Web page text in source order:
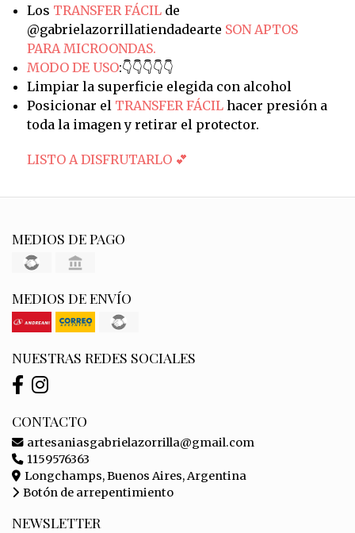
Los TRANSFER FÁCILde
@gabrielazorrillatiendadearte SON APTOS
PARA MICROONDAS.
MODO DE USO:👇👇👇👇👇
Limpiar la superficie elegida con alcohol
Posicionar el TRANSFER FÁCILhacer presión a
toda la imagen y retirar el protector.
LISTO A DISFRUTARLO 💕
MEDIOS DE PAGO
MEDIOS DE ENVÍO
NUESTRAS REDES SOCIALES
CONTACTO
artesaniasgabrielazorrilla@gmail.com
1159576363
Longchamps, Buenos Aires, Argentina
Botón de arrepentimiento
NEWSLETTER